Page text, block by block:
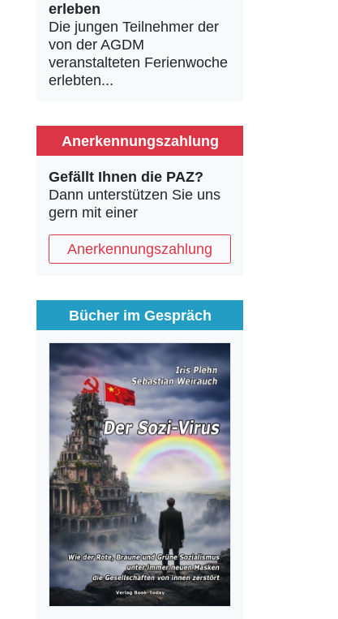
erleben
Die jungen Teilnehmer der
von der AGDM
veranstalteten Ferienwoche
erlebten...
Anerkennungszahlung
Gefällt Ihnen die PAZ?
Dann unterstützen Sie uns
gern mit einer
Anerkennungszahlung
Bücher im Gespräch